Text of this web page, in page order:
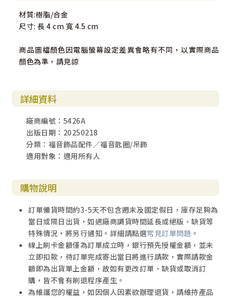
材質:樹脂/合金
尺寸: 長 4 cm 寬 4.5 cm
商品圖檔顏色因電腦螢幕設定差異會略有不同，以實際商品
顏色為準，請見諒
詳細資料
廠商編號：5426A
出版日期：20250218
分類：福音飾品配件／福音匙圈/吊飾
適用對象：適用所有人
購物說明
訂單備貨時間約3-5天不包含週末及國定假日，庫存足夠為
當日或隔日出貨，如遇廠商調貨時間延長或絕版、缺貨等
特殊情況，將另行通知。詳細請點選常見訂單問題 。
線上刷卡金額僅為訂單成立時，銀行預先授權金額，並未
立即扣款，待訂單完成寄出當日將進行請款，實際請款金
額即為出貨單上金額，故如有更改訂單、缺貨或取消訂
購，皆不會有刷退程序產生。
為維護您的權益，如因個人因素欲辦理退貨，請維持產品